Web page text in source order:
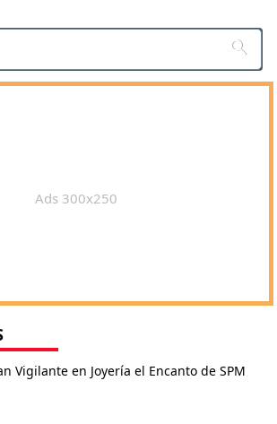

Ads 300x250
Vigilante en Joyería el Encanto de SPM